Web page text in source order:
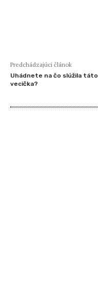
Predchádzajúci článok
Uhádnete na čo slúžila táto
vecička?